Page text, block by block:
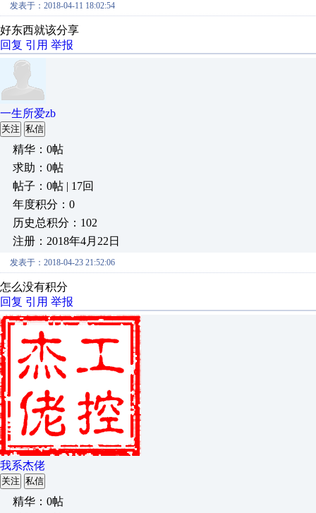
发表于：2018-04-11 18:02:54
好东西就该分享
回复 引用 举报
一生所爱zb
关注 私信
精华：0帖
求助：0帖
帖子：0帖 | 17回
年度积分：0
历史总积分：102
注册：2018年4月22日
发表于：2018-04-23 21:52:06
怎么没有积分
回复 引用 举报
我系杰佬
关注 私信
精华：0帖